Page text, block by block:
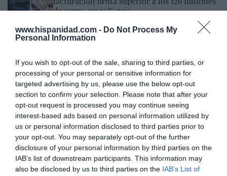
www.hispanidad.com - Do Not Process My
Personal Information
If you wish to opt-out of the sale, sharing to third parties, or
processing of your personal or sensitive information for
targeted advertising by us, please use the below opt-out
section to confirm your selection. Please note that after your
opt-out request is processed you may continue seeing
interest-based ads based on personal information utilized by
us or personal information disclosed to third parties prior to
your opt-out. You may separately opt-out of the further
disclosure of your personal information by third parties on the
IAB’s list of downstream participants. This information may
also be disclosed by us to third parties on the IAB’s List of
de euros, un 10% más
a sus medicamentos estrella: Mounjaro
(contra la diabetes tipo 2) y Zepbound,
contra la obesidad
Redacción 06/08/26 11:28
El regalo de 'Mojamé'
Hispanidad 06/08/26 11:16
OPINIÓN